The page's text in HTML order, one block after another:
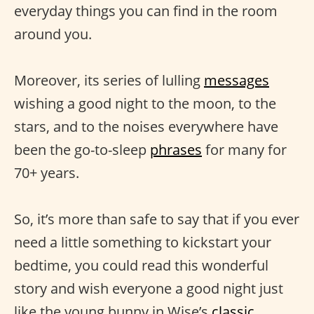
everyday things you can find in the room
around you.
Moreover, its series of lulling messages
wishing a good night to the moon, to the
stars, and to the noises everywhere have
been the go-to-sleep phrases for many for
70+ years.
So, it’s more than safe to say that if you ever
need a little something to kickstart your
bedtime, you could read this wonderful
story and wish everyone a good night just